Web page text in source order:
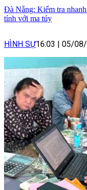
Đà Nẵng: Kiểm tra
tính với ma túy
HÌNH SỰ16:03 05/